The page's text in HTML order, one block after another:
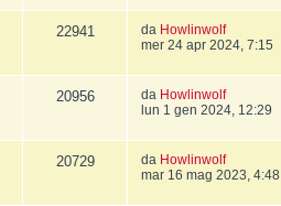
22941 da Howlinwolf
mer 24 apr 2024, 7:15
20956 da Howlinwolf
lun 1 gen 2024, 12:29
20729 da Howlinwolf
mar 16 mag 2023, 4:48